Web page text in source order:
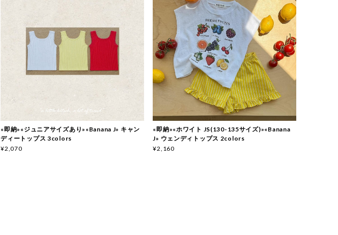
«即納»«ジュニアサイズあり»«Banana J» キャン
ディートップス 3colors
¥2,070
«即納»«ホワイト JS(130-135サイズ)»«Banana
J» ウェンディトップス 2colors
¥2,160